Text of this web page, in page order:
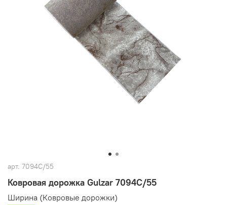
арт. 7094C/55
Ковровая дорожка Gulzar 7094C/55
Ширина (Ковровые дорожки)